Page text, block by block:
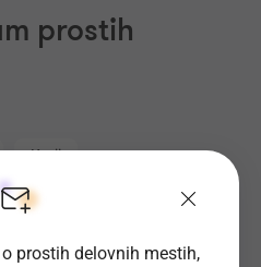
prostih
Kraji
prostih delovnih mestih,